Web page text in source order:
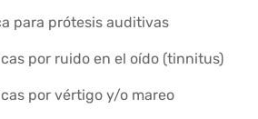
para prótesis auditivas
por ruido en el oído (tinnitus)
por vértigo y/o mareo